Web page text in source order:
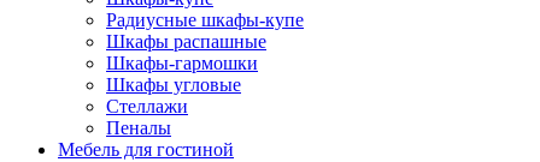
Радиусные шкафы-купе
Шкафы распашные
Шкафы-гармошки
Шкафы угловые
Стеллажи
Пеналы
Мебель для гостиной